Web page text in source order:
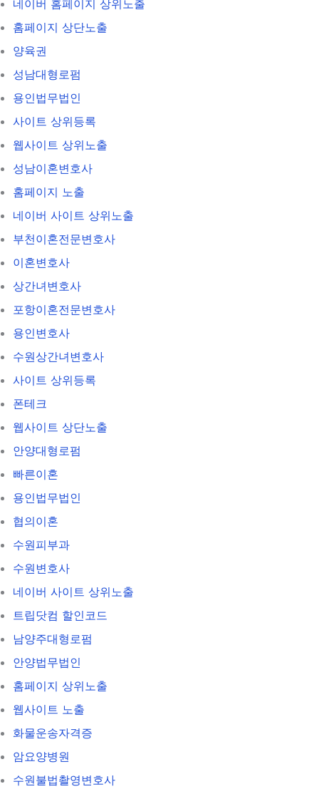
네이버 홈페이지 상위노출
홈페이지 상단노출
양육권
성남대형로펌
용인법무법인
사이트 상위등록
웹사이트 상위노출
성남이혼변호사
홈페이지 노출
네이버 사이트 상위노출
부천이혼전문변호사
이혼변호사
상간녀변호사
포항이혼전문변호사
용인변호사
수원상간녀변호사
사이트 상위등록
폰테크
웹사이트 상단노출
안양대형로펌
빠른이혼
용인법무법인
협의이혼
수원피부과
수원변호사
네이버 사이트 상위노출
트립닷컴 할인코드
남양주대형로펌
안양법무법인
홈페이지 상위노출
웹사이트 노출
화물운송자격증
암요양병원
수원불법촬영변호사